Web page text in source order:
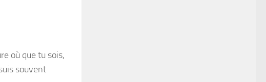
où que tu sois,
souvent